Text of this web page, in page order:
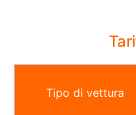
Tipo di vettura